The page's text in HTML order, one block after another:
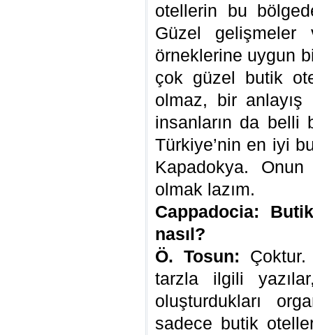
otellerin bu
Güzel gelişmeler
örneklerine uygun
çok güzel butik
olmaz, bir anlayış
insanların da belli
Türkiye’nin en iyi
Kapadokya.
olmak lazım.
Cappadocia:
nasıl?
Ö. Tosun:
tarzla ilgili
oluşturdukları
sadece butik